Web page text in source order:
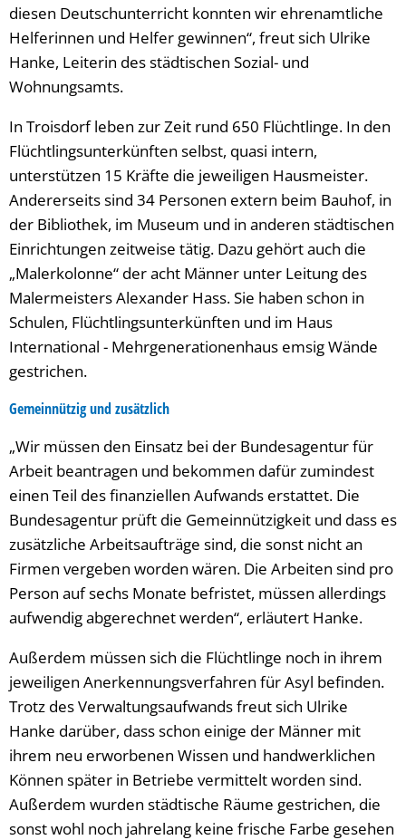
diesen Deutschunterricht konnten wir ehrenamtliche
Helferinnen und Helfer gewinnen“, freut sich Ulrike
Hanke, Leiterin des städtischen Sozial- und
Wohnungsamts.
In Troisdorf leben zur Zeit rund 650 Flüchtlinge. In den
Flüchtlingsunterkünften selbst, quasi intern,
unterstützen 15 Kräfte die jeweiligen Hausmeister.
Andererseits sind 34 Personen extern beim Bauhof, in
der Bibliothek, im Museum und in anderen städtischen
Einrichtungen zeitweise tätig. Dazu gehört auch die
„Malerkolonne“ der acht Männer unter Leitung des
Malermeisters Alexander Hass. Sie haben schon in
Schulen, Flüchtlingsunterkünften und im Haus
International - Mehrgenerationenhaus emsig Wände
gestrichen.
Gemeinnützig und zusätzlich
„Wir müssen den Einsatz bei der Bundesagentur für
Arbeit beantragen und bekommen dafür zumindest
einen Teil des finanziellen Aufwands erstattet. Die
Bundesagentur prüft die Gemeinnützigkeit und dass es
zusätzliche Arbeitsaufträge sind, die sonst nicht an
Firmen vergeben worden wären. Die Arbeiten sind pro
Person auf sechs Monate befristet, müssen allerdings
aufwendig abgerechnet werden“, erläutert Hanke.
Außerdem müssen sich die Flüchtlinge noch in ihrem
jeweiligen Anerkennungsverfahren für Asyl befinden.
Trotz des Verwaltungsaufwands freut sich Ulrike
Hanke darüber, dass schon einige der Männer mit
ihrem neu erworbenen Wissen und handwerklichen
Können später in Betriebe vermittelt worden sind.
Außerdem wurden städtische Räume gestrichen, die
sonst wohl noch jahrelang keine frische Farbe gesehen